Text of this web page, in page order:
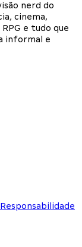
nerd do
cinema,
e tudo que
informal e